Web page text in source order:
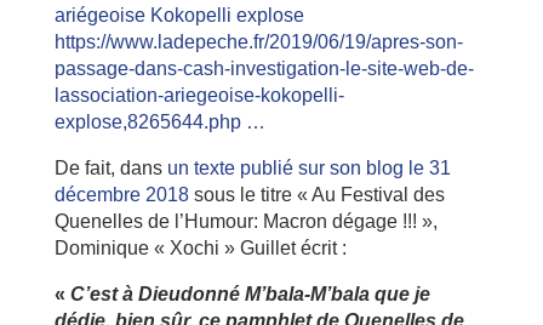
ariégeoise Kokopelli explose
https://www.ladepeche.fr/2019/06/19/apres-son-
passage-dans-cash-investigation-le-site-web-de-
lassociation-ariegeoise-kokopelli-
explose,8265644.php …
De fait, dans un texte publié sur son blog le 31
décembre 2018sous le titre « Au Festival des
Quenelles de l’Humour: Macron dégage !!! »,
Dominique « Xochi » Guillet écrit :
« C’est à Dieudonné M’bala-M’bala que je
dédie, bien sûr, ce pamphlet de Quenelles de